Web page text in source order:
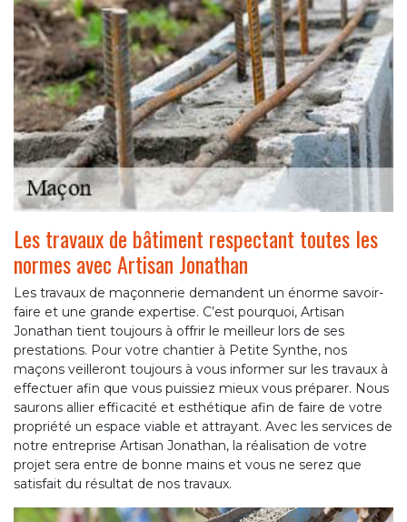
Les travaux de bâtiment respectant toutes les
normes avec Artisan Jonathan
Les travaux de maçonnerie demandent un énorme savoir-
faire et une grande expertise. C’est pourquoi, Artisan
Jonathan tient toujours à offrir le meilleur lors de ses
prestations. Pour votre chantier à Petite Synthe, nos
maçons veilleront toujours à vous informer sur les travaux à
effectuer afin que vous puissiez mieux vous préparer. Nous
saurons allier efficacité et esthétique afin de faire de votre
propriété un espace viable et attrayant. Avec les services de
notre entreprise Artisan Jonathan, la réalisation de votre
projet sera entre de bonne mains et vous ne serez que
satisfait du résultat de nos travaux.